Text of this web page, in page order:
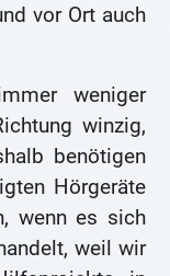
vor Ort auch
weniger
winzig,
benötigen
Hörgeräte
wenn es sich
weil wir